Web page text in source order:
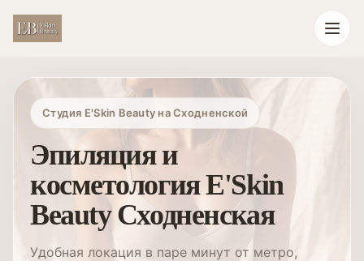
Студия E'Skin Beauty на Сходненской
Эпиляция и
косметология E'Skin
Beauty Сходненская
Удобная локация в паре минут от метро,